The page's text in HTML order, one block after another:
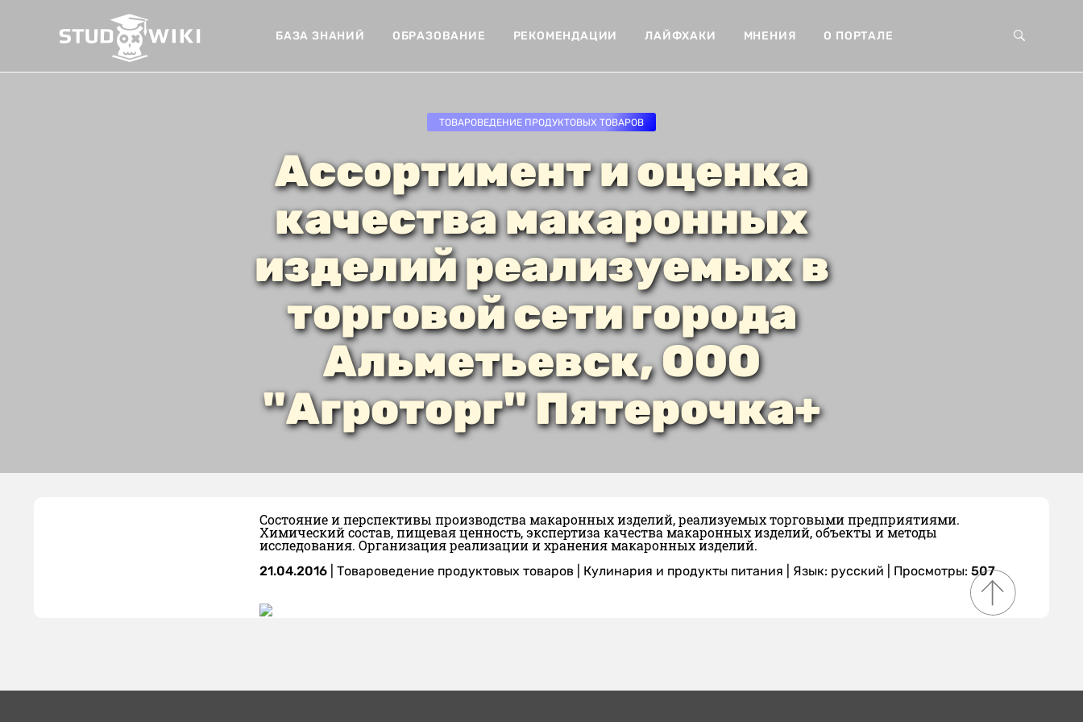
БАЗА ЗНАНИЙ ОБРАЗОВАНИЕ РЕКОМЕНДАЦИИ ЛАЙФХАКИ МНЕНИЯ О ПОРТАЛЕ
ТОВАРОВЕДЕНИЕ ПРОДУКТОВЫХ ТОВАРОВ
Ассортимент и оценка
качества макаронных
изделий реализуемых в
торговой сети города
Альметьевск, ООО
"Агроторг" Пятерочка+
Состояние и перспективы производства макаронных изделий, реализуемых торговыми предприятиями.
Химический состав, пищевая ценность, экспертиза качества макаронных изделий, объекты и методы
исследования. Организация реализации и хранения макаронных изделий.
21.04.2016 Товароведение продуктовых товаров Кулинария и продукты питания Язык: русский | Просмотры: 507